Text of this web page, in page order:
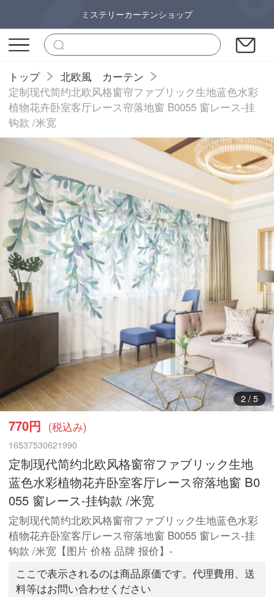
ミステリーカーテンショップ
トップ
北欧風 カーテン
定制现代简约北欧风格窗帘ファブリック生地蓝色水彩
植物花卉卧室客厅レース帘落地窗 B0055 窗レース-挂
钩款 /米宽
3/ 5
770円 (税込み)
16537530621990
定制现代简约北欧风格窗帘ファブリック生地
蓝色水彩植物花卉卧室客厅レース帘落地窗 B0
055 窗レース-挂钩款 /米宽
定制现代简约北欧风格窗帘ファブリック生地蓝色水彩
植物花卉卧室客厅レース帘落地窗 B0055 窗レース-挂
钩款 /米宽【图片 价格 品牌 报价】-
ここで表示されるのは商品原価です。代理費用、送
料等はお問い合わせください